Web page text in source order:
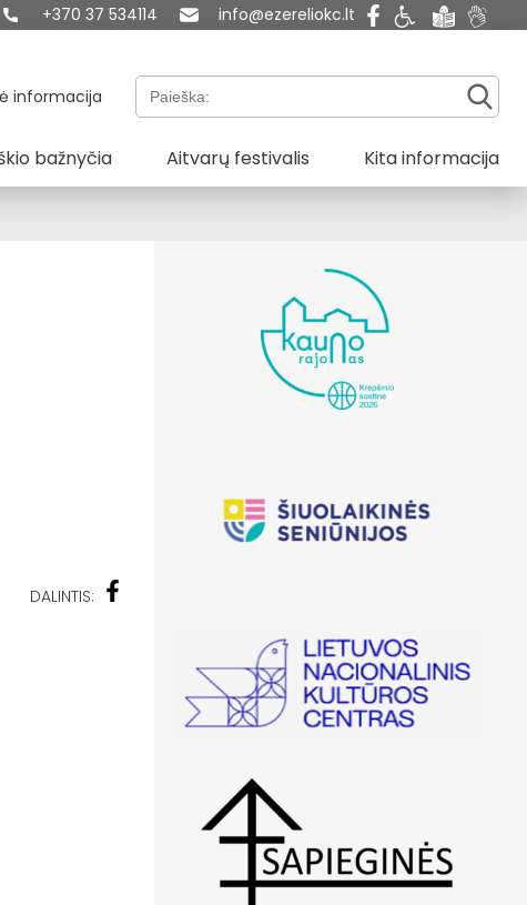
+370 37 534114 info@ezereliokc.lt
informacija Paieška:
bažnyčia Aitvarų festivalis Kita informacija
DALINTIS: